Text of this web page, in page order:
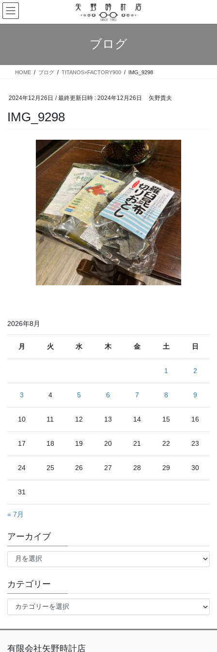
コ
ン
テ
ス
ナ
ビ
ゲ
ン
ブログ
HOME ブログ TITANOS×FACTORY900 IMG_9298
2024年12月26日 / 最終更新日時 : 2024年12月26日 矢野貴夫
IMG_9298
2026年8月
月 火 水 木 金 土 日
1 2
3 4 5 6 7 8 9
10 11 12 13 14 15 16
17 18 19 20 21 22 23
24 25 26 27 28 29 30
31
« 7月
アーカイブ
ア
イ
カテゴリー
テ
ー
有限会社矢野時計店